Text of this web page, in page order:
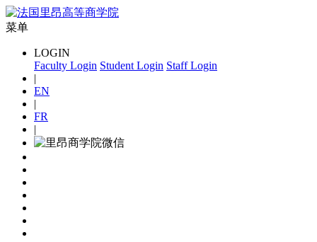
菜单
LOGIN
Faculty Login Student Login Staff Login
|
EN
|
FR
|